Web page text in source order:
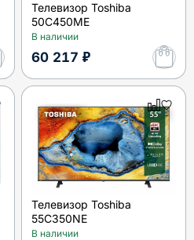
Телевизор Toshiba
50C450ME
В наличии
60 217 ₽
Телевизор Toshiba
55C350NE
В наличии